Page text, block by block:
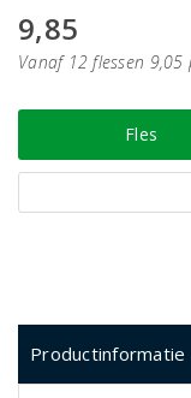
9,85
Vanaf 12 flessen 9,05
Fles
Productinformatie